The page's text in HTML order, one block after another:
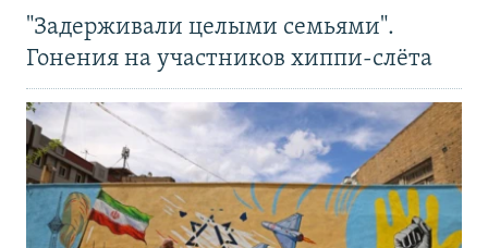
"Задерживали целыми семьями".
Гонения на участников хиппи-слёта